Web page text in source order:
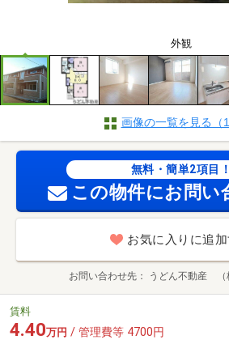
外観
画像の一覧を見る（
無料・簡単2項目！
この物件にお問い
お気に入りに追加
お問い合わせ先 うどん不動産 （
賃料
4.40万円 / 管理費等 4700円